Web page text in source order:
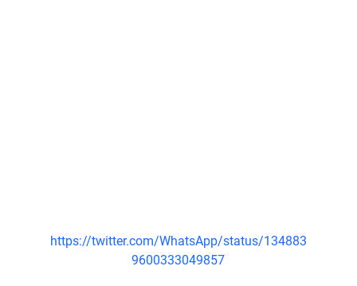
https://twitter.com/WhatsApp/status/134883
9600333049857